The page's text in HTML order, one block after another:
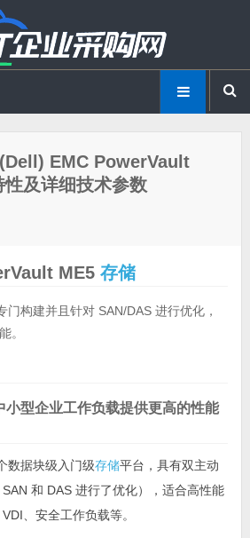
EMC PowerVault
及详细技术参数
ME5 存储
门构建并且针对 SAN/DAS 进行优化，
。
小型企业工作负载提供更高的性能
数据块级入门级存储平台，具有双主动
和 DAS 进行了优化），适合高性能
、安全工作负载等。